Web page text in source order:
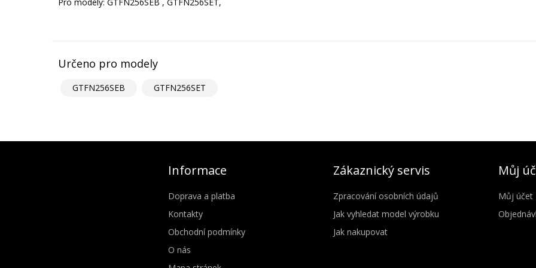
Určeno pro modely
GTFN256SEB GTFN256SET
Informace
Doprava a platba
Kontakty
Obchodní podmínky
O nás
Zákaznický servis
Zpracování osobních údajů
Jak vyhledat model výrobku
Jak nakupovat
Můj
Můj účet